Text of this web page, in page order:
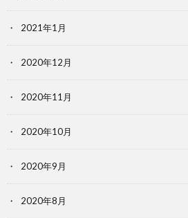
2021年1月
2020年12月
2020年11月
2020年10月
2020年9月
2020年8月